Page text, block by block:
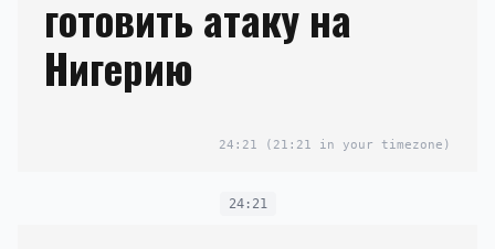
готовить атаку на
Нигерию
24:21 (21:21 in your timezone)
24:21